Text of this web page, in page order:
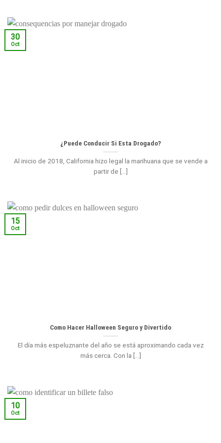
¿Puede Conducir Si Esta Drogado?
Al inicio de 2018, California hizo legal la marihuana que se vende a
partir de [...]
30
Oct
Como Hacer Halloween Seguro y Divertido
El día más espeluznante del año se está aproximando cada vez
más cerca. Con la [...]
15
Oct
10
Oct